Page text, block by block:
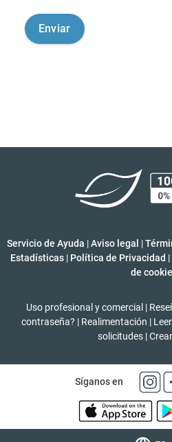
Servicio de Ayuda |Aviso legal |
Estadísticas | Política de Privacidad |
de
Uso profesional y comercial |
contraseña? | Realimentación |
solicitudes |
Síganos en